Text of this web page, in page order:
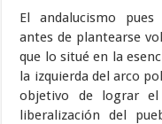
El andalucismo
antes de plantearse
que lo situé en la
la izquierda del arco
objetivo de lograr
liberalización del